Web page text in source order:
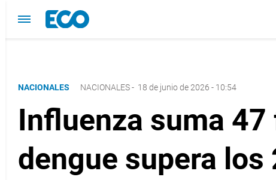
NACIONALES NACIONALES- 18 de junio de 2026 - 10:54
Influenza suma
dengue supera los